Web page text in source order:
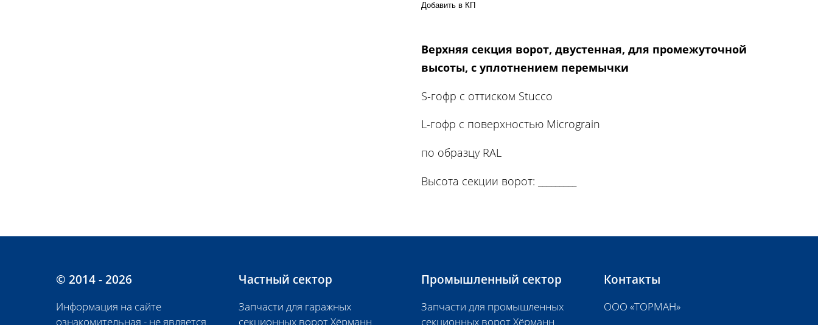
Добавить в КП
Верхняя секция ворот, двустенная, для промежуточной
высоты, с уплотнением перемычки
S-гофр с оттиском Stucco
L-гофр с поверхностью Micrograin
по образцу RAL
Высота секции ворот: _________
© 2014 - 2026
Информация на сайте
ознакомительная - не является
Частный сектор
Запчасти для гаражных
секционных ворот Хёрманн
Промышленный сектор
Запчасти для промышленных
секционных ворот Хёрманн
Контакты
ООО «ТОРМАН»